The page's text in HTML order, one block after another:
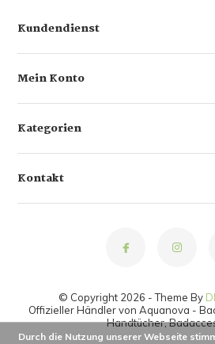
Kundendienst
Mein Konto
Kategorien
Kontakt
© Copyright 2026 - Theme By
Offizieller Händler von Aquanova -
Handtücher,
Durch die Nutzung unserer Webseite